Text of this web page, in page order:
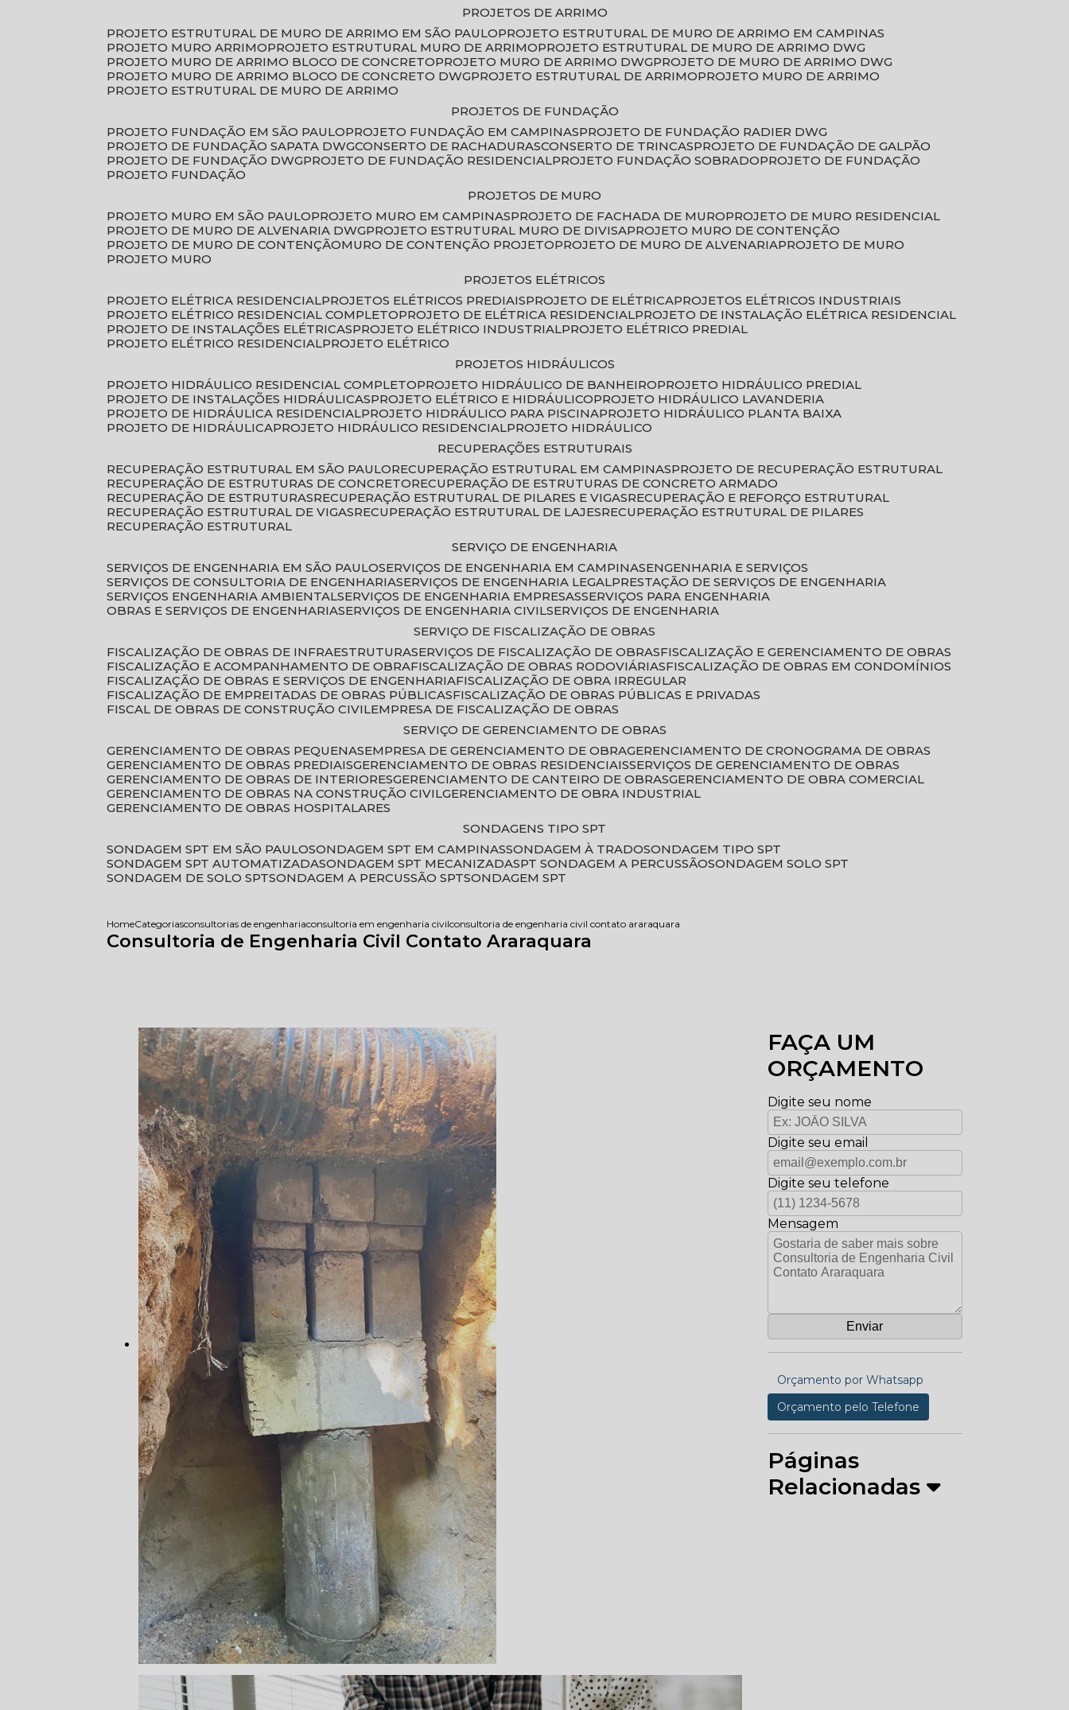
PROJETOS DE ARRIMO
PROJETO ESTRUTURAL DE MURO DE ARRIMO EM SÃO PAULO
PROJETO ESTRUTURAL DE MURO DE ARRIMO EM CAMPINAS
PROJETO MURO ARRIMO
PROJETO ESTRUTURAL MURO DE ARRIMO
PROJETO ESTRUTURAL DE MURO DE ARRIMO DWG
PROJETO MURO DE ARRIMO BLOCO DE CONCRETO
PROJETO MURO DE ARRIMO DWG
PROJETO DE MURO DE ARRIMO DWG
PROJETO MURO DE ARRIMO BLOCO DE CONCRETO DWG
PROJETO ESTRUTURAL DE ARRIMO
PROJETO MURO DE ARRIMO
PROJETO ESTRUTURAL DE MURO DE ARRIMO
PROJETOS DE FUNDAÇÃO
PROJETO FUNDAÇÃO EM SÃO PAULO
PROJETO FUNDAÇÃO EM CAMPINAS
PROJETO DE FUNDAÇÃO RADIER DWG
PROJETO DE FUNDAÇÃO SAPATA DWG CONSERTO DE RACHADURAS CONSERTO DE TRINCAS
PROJETO DE FUNDAÇÃO DE GALPÃO
PROJETO DE FUNDAÇÃO DWG
PROJETO DE FUNDAÇÃO RESIDENCIAL PROJETO FUNDAÇÃO SOBRADO
PROJETO DE FUNDAÇÃO
PROJETO FUNDAÇÃO
PROJETOS DE MURO
PROJETO MURO EM SÃO PAULO
PROJETO MURO EM CAMPINAS PROJETO DE FACHADA DE MURO
PROJETO DE MURO RESIDENCIAL
PROJETO DE MURO DE ALVENARIA DWG
PROJETO ESTRUTURAL MURO DE DIVISA
PROJETO MURO DE CONTENÇÃO
PROJETO DE MURO DE CONTENÇÃO
MURO DE CONTENÇÃO PROJETO PROJETO DE MURO DE ALVENARIA
PROJETO DE MURO
PROJETO MURO
PROJETOS ELÉTRICOS
PROJETO ELÉTRICA RESIDENCIAL
PROJETOS ELÉTRICOS PREDIAIS PROJETO DE ELÉTRICA
PROJETOS ELÉTRICOS INDUSTRIAIS
PROJETO ELÉTRICO RESIDENCIAL COMPLETO
PROJETO DE ELÉTRICA RESIDENCIAL
PROJETO DE INSTALAÇÃO ELÉTRICA RESIDENCIAL
PROJETO DE INSTALAÇÕES ELÉTRICAS
PROJETO ELÉTRICO INDUSTRIAL
PROJETO ELÉTRICO PREDIAL
PROJETO ELÉTRICO RESIDENCIAL
PROJETO ELÉTRICO
PROJETOS HIDRÁULICOS
PROJETO HIDRÁULICO RESIDENCIAL COMPLETO
PROJETO HIDRÁULICO DE BANHEIRO
PROJETO HIDRÁULICO PREDIAL
PROJETO DE INSTALAÇÕES HIDRÁULICAS
PROJETO ELÉTRICO E HIDRÁULICO
PROJETO HIDRÁULICO LAVANDERIA
PROJETO DE HIDRÁULICA RESIDENCIAL
PROJETO HIDRÁULICO PARA PISCINA
PROJETO HIDRÁULICO PLANTA BAIXA
PROJETO DE HIDRÁULICA
PROJETO HIDRÁULICO RESIDENCIAL
PROJETO HIDRÁULICO
RECUPERAÇÕES ESTRUTURAIS
RECUPERAÇÃO ESTRUTURAL EM SÃO PAULO
RECUPERAÇÃO ESTRUTURAL EM CAMPINAS
PROJETO DE RECUPERAÇÃO ESTRUTURAL
RECUPERAÇÃO DE ESTRUTURAS DE CONCRETO
RECUPERAÇÃO DE ESTRUTURAS DE CONCRETO ARMADO
RECUPERAÇÃO DE ESTRUTURAS
RECUPERAÇÃO ESTRUTURAL DE PILARES E VIGAS
RECUPERAÇÃO E REFORÇO ESTRUTURAL
RECUPERAÇÃO ESTRUTURAL DE VIGAS
RECUPERAÇÃO ESTRUTURAL DE LAJES
RECUPERAÇÃO ESTRUTURAL DE PILARES
RECUPERAÇÃO ESTRUTURAL
SERVIÇO DE ENGENHARIA
SERVIÇOS DE ENGENHARIA EM SÃO PAULO SERVIÇOS DE ENGENHARIA EM CAMPINAS
ENGENHARIA E SERVIÇOS
SERVIÇOS DE CONSULTORIA DE ENGENHARIA SERVIÇOS DE ENGENHARIA LEGAL
PRESTAÇÃO DE SERVIÇOS DE ENGENHARIA
SERVIÇOS ENGENHARIA AMBIENTAL SERVIÇOS DE ENGENHARIA EMPRESAS SERVIÇOS PARA ENGENHARIA
OBRAS E SERVIÇOS DE ENGENHARIA SERVIÇOS DE ENGENHARIA CIVIL SERVIÇOS DE ENGENHARIA
SERVIÇO DE FISCALIZAÇÃO DE OBRAS
FISCALIZAÇÃO DE OBRAS DE INFRAESTRUTURA SERVIÇOS DE FISCALIZAÇÃO DE OBRAS
FISCALIZAÇÃO E GERENCIAMENTO DE OBRAS
FISCALIZAÇÃO E ACOMPANHAMENTO DE OBRA FISCALIZAÇÃO DE OBRAS RODOVIÁRIAS
FISCALIZAÇÃO DE OBRAS EM CONDOMÍNIOS
FISCALIZAÇÃO DE OBRAS E SERVIÇOS DE ENGENHARIA FISCALIZAÇÃO DE OBRA IRREGULAR
FISCALIZAÇÃO DE EMPREITADAS DE OBRAS PÚBLICAS
FISCALIZAÇÃO DE OBRAS PÚBLICAS E PRIVADAS
FISCAL DE OBRAS DE CONSTRUÇÃO CIVIL EMPRESA DE FISCALIZAÇÃO DE OBRAS
SERVIÇO DE GERENCIAMENTO DE OBRAS
GERENCIAMENTO DE OBRAS PEQUENAS
EMPRESA DE GERENCIAMENTO DE OBRA
GERENCIAMENTO DE CRONOGRAMA DE OBRAS
GERENCIAMENTO DE OBRAS PREDIAIS
GERENCIAMENTO DE OBRAS RESIDENCIAIS SERVIÇOS DE GERENCIAMENTO DE OBRAS
GERENCIAMENTO DE OBRAS DE INTERIORES
GERENCIAMENTO DE CANTEIRO DE OBRAS
GERENCIAMENTO DE OBRA COMERCIAL
GERENCIAMENTO DE OBRAS NA CONSTRUÇÃO CIVIL
GERENCIAMENTO DE OBRA INDUSTRIAL
GERENCIAMENTO DE OBRAS HOSPITALARES
SONDAGENS TIPO SPT
SONDAGEM SPT EM SÃO PAULO SONDAGEM SPT EM CAMPINAS SONDAGEM À TRADO SONDAGEM TIPO SPT
SONDAGEM SPT AUTOMATIZADA SONDAGEM SPT MECANIZADA SPT SONDAGEM A PERCUSSÃO SONDAGEM SOLO SPT
SONDAGEM DE SOLO SPT SONDAGEM A PERCUSSÃO SPT SONDAGEM SPT
HomeCategoriasconsultorias de engenhariaconsultoria em engenharia civilconsultoria de engenharia civil contato araraquara
Consultoria de Engenharia Civil Contato Araraquara
FAÇA UM
ORÇAMENTO
Digite seu nome
Digite seu email
Digite seu telefone
Mensagem
Orçamento por Whatsapp
Orçamento pelo Telefone
Páginas
Relacionadas